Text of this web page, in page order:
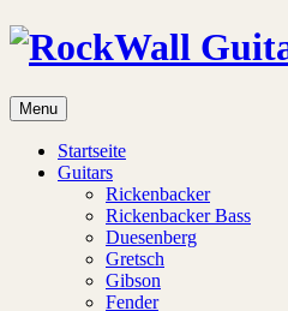
Menu
Startseite
Guitars
Rickenbacker
Rickenbacker Bass
Duesenberg
Gretsch
Gibson
Fender